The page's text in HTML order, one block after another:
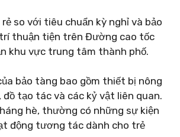
so với tiêu chuẩn kỳ nghỉ và bảo
thuận tiện trên Đường cao tốc
khu vực trung tâm thành phố.
bảo tàng bao gồm thiết bị nông
đồ tạo tác và các kỷ vật liên quan.
hè, thường có những sự kiện
động tương tác dành cho trẻ